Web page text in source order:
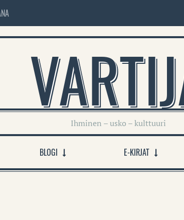
Ihminen – usko – kulttuuri
BLOGI E-KIRJAT